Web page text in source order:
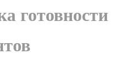
готовности